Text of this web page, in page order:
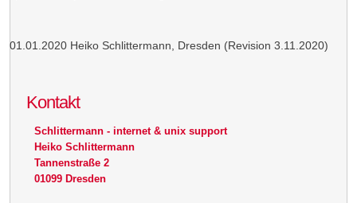
01.01.2020 Heiko Schlittermann, Dresden (Revision 3.11.2020)
Kontakt
Schlittermann - internet & unix support
Heiko Schlittermann
Tannenstraße 2
01099 Dresden